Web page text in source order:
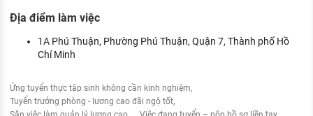
Địa điểm làm việc
1A Phú Thuận, Phường Phú Thuận, Quận 7, Thành phố Hồ
Chí Minh
Ứng tuyển thực tập sinh không cần kinh nghiệm
Tuyển trưởng phòng - lương cao đãi ngộ tốt